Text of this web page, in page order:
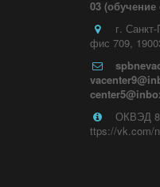
03 (обучение
г.
фис 709,
ОКВЭД
ttps://vk.com/